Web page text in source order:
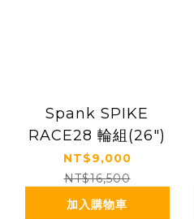
Spank SPIKE
RACE28 輪組(26")
NT$9,000
NT$16,500
加入購物車